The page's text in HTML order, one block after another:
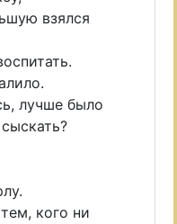
взялся
лучше было
кого ни